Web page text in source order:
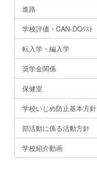
進路
学校評価・CAN-DOﾘｽﾄ
転入学・編入学
奨学金関係
保健室
学校いじめ防止基本方針
部活動に係る活動方針
学校紹介動画